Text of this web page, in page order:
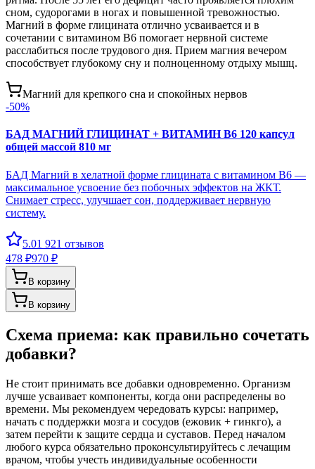
сном, судорогами в ногах и повышенной тревожностью.
Магний в форме глицината отлично усваивается и в
сочетании с витамином В6 помогает нервной системе
расслабиться после трудового дня. Прием магния вечером
способствует глубокому сну и полноценному отдыху мышц.
Магний для крепкого сна и спокойных нервов
-50%
БАД МАГНИЙ ГЛИЦИНАТ + ВИТАМИН В6 120 капсул
общей массой 810 мг
БАД Магний в хелатной форме глицината с витамином В6 —
максимальное усвоение без побочных эффектов на ЖКТ.
Снимает стресс, улучшает сон, поддерживает нервную
систему.
5.01 921 отзывов
478 ₽970 ₽
В корзину
В корзину
Схема приема: как правильно сочетать
добавки?
Не стоит принимать все добавки одновременно. Организм
лучше усваивает компоненты, когда они распределены во
времени. Мы рекомендуем чередовать курсы: например,
начать с поддержки мозга и сосудов (ежовик + гинкго), а
затем перейти к защите сердца и суставов. Перед началом
любого курса обязательно проконсультируйтесь с лечащим
врачом, чтобы учесть индивидуальные особенности